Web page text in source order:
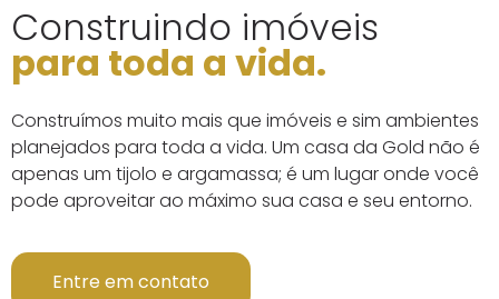
Construindo imóveis
para toda a vida.
Construímos muito mais que imóveis e sim ambientes
planejados para toda a vida. Um casa da Gold não é
apenas um tijolo e argamassa; é um lugar onde você
pode aproveitar ao máximo sua casa e seu entorno.
Entre em contato